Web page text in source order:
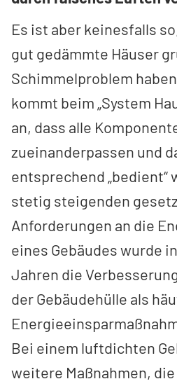
Es ist aber keinesfalls
gut gedämmte Häuser
Schimmelproblem
kommt beim „System
an, dass alle
zueinanderpassen und
entsprechend „bedient“
stetig steigenden
Anforderungen an die
eines Gebäudes wurde
Jahren die
der Gebäudehülle als
Bei einem luftdichten
weitere Maßnahmen,